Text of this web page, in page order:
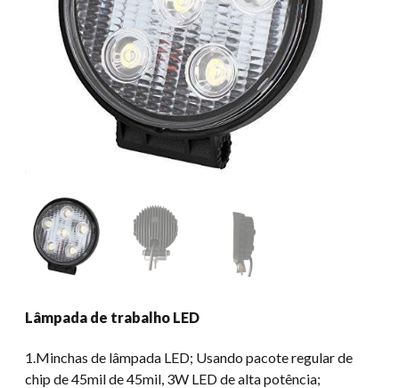
Lâmpada de trabalho LED
1.Minchas de lâmpada LED; Usando pacote regular de
chip de 45mil de 45mil, 3W LED de alta potência;